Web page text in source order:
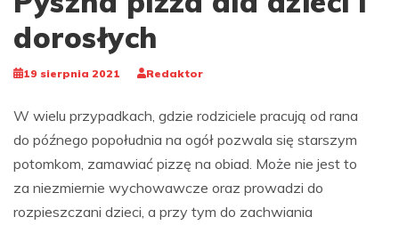
dorosłych
19 sierpnia 2021 Redaktor
W wielu przypadkach, gdzie rodziciele pracują od rana
do późnego popołudnia na ogół pozwala się starszym
potomkom, zamawiać pizzę na obiad. Może nie jest to
za niezmiernie wychowawcze oraz prowadzi do
rozpieszczani dzieci, a przy tym do zachwiania